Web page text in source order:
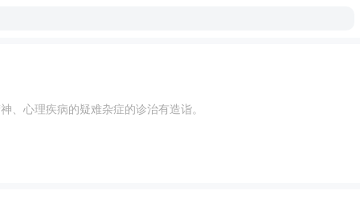
双相情感障碍、抑郁症、焦虑症、强迫症、恐怖症、疑病症、以及儿童心理障碍、多动症、抽动症等多种疾病; 对精神、心理疾病的疑难杂症的诊治有造诣。